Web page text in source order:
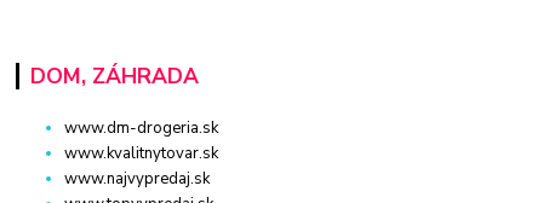
DOM, ZÁHRADA
www.dm-drogeria.sk
www.kvalitnytovar.sk
www.najvypredaj.sk